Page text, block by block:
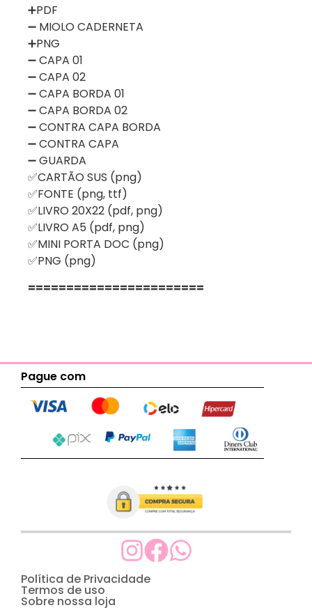
➕PDF
➖ MIOLO CADERNETA
➕PNG
➖ CAPA 01
➖ CAPA 02
➖ CAPA BORDA 01
➖ CAPA BORDA 02
➖ CONTRA CAPA BORDA
➖ CONTRA CAPA
➖ GUARDA
✅CARTÃO SUS (png)
✅FONTE (png, ttf)
✅LIVRO 20X22 (pdf, png)
✅LIVRO A5 (pdf, png)
✅MINI PORTA DOC (png)
✅PNG (png)
=======================
Pague com
Política de Privacidade
Termos de uso
Sobre nossa loja